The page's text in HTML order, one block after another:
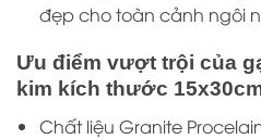
đẹp cho toàn cảnh ngôi
Ưu điểm vượt trội của
kim kích thước
Chất liệu Granite